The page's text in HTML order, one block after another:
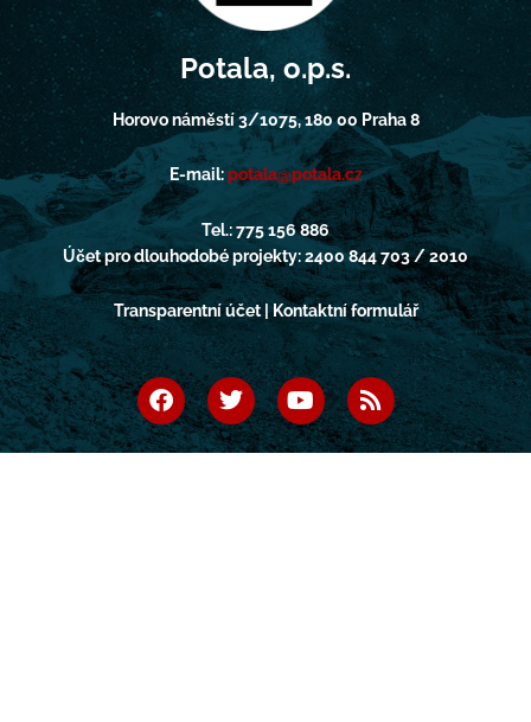
Potala, o.p.s.
Horovo náměstí 3/1075, 180 00 Praha 8
E-mail:potala@potala.cz
Tel.: 775 156 886
Účet pro dlouhodobé projekty: 2400 844 703 / 2010
Transparentní účet | Kontaktní formulář
F
a
c
e
T
w
i
t
Y
o
u
t
R
s
s